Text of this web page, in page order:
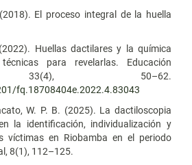
El proceso integral de la huella
Huellas dactilares y la química
para revelarlas. Educación
33(4), 50–62.
fq.18708404e.2022.4.83043
W. P. B. (2025). La dactiloscopia
la identificación, individualización y
víctimas en Riobamba en el periodo
8(1), 112–125.